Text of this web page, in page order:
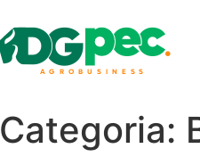
Categoria: